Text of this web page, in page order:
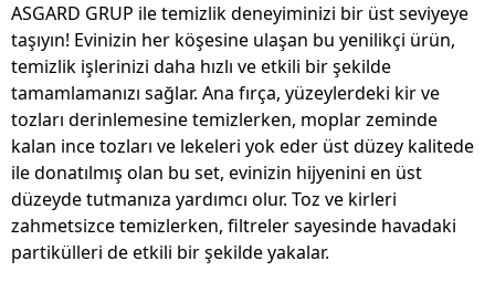
ASGARD GRUP ile temizlik deneyiminizi bir üst seviyeye
taşıyın! Evinizin her köşesine ulaşan bu yenilikçi ürün,
temizlik işlerinizi daha hızlı ve etkili bir şekilde
tamamlamanızı sağlar. Ana fırça, yüzeylerdeki kir ve
tozları derinlemesine temizlerken, moplar zeminde
kalan ince tozları ve lekeleri yok eder üst düzey kalitede
ile donatılmış olan bu set, evinizin hijyenini en üst
düzeyde tutmanıza yardımcı olur. Toz ve kirleri
zahmetsizce temizlerken, filtreler sayesinde havadaki
partikülleri de etkili bir şekilde yakalar.